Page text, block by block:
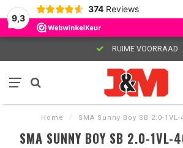
9,3
374 Reviews
RUIME VOORRAAD
Home / SMA Sunny Boy SB 2.0-
SMA SUNNY BOY SB 2.0-1VL-